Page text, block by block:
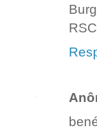
RSC